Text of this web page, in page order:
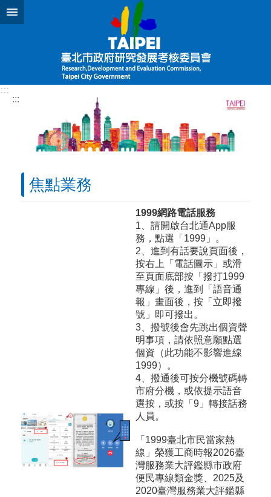
跳到主要內容區塊
:::
:::
焦點業務
1999網路電話服務
1、請開啟台北通App服
務，點選「1999」。
2、進到有話要說頁面後，
按右上「電話圖示」或滑
至頁面底部按「撥打1999
專線」後，進到「語音通
報」畫面後，按「立即撥
號」即可撥出。
3、撥號後會先跳出個資聲
明事項，請依照意願點選
個資（此功能不影響進線
1999）。
4、撥通後可按分機號碼轉
市府分機，或依提示語音
選按，或按「9」轉接話務
人員。
「1999臺北市民當家熱
線」榮獲工商時報2026臺
灣服務業大評鑑縣市政府
便民專線類金獎、2025及
2020臺灣服務業大評鑑縣